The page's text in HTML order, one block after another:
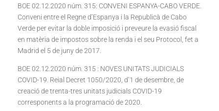
BOE 02.12.2020 núm. 315: CONVENI ESPANYA-CABO VERDE.
Conveni entre el Regne d’Espanya i la Republicà de Cabo
Verde per evitar la doble imposició i preveure la evasió fiscal
en matèria de impostos sobre la renda i el seu Protocol, fet a
Madrid el 5 de juny de 2017.
BOE 02.12.2020 núm. 315 : NOVES UNITATS JUDICIALS
COVID-19. Reial Decret 1050/2020, d’1 de desembre, de
creació de trenta-tres unitats judicials COVID-19
corresponents a la programació de 2020.